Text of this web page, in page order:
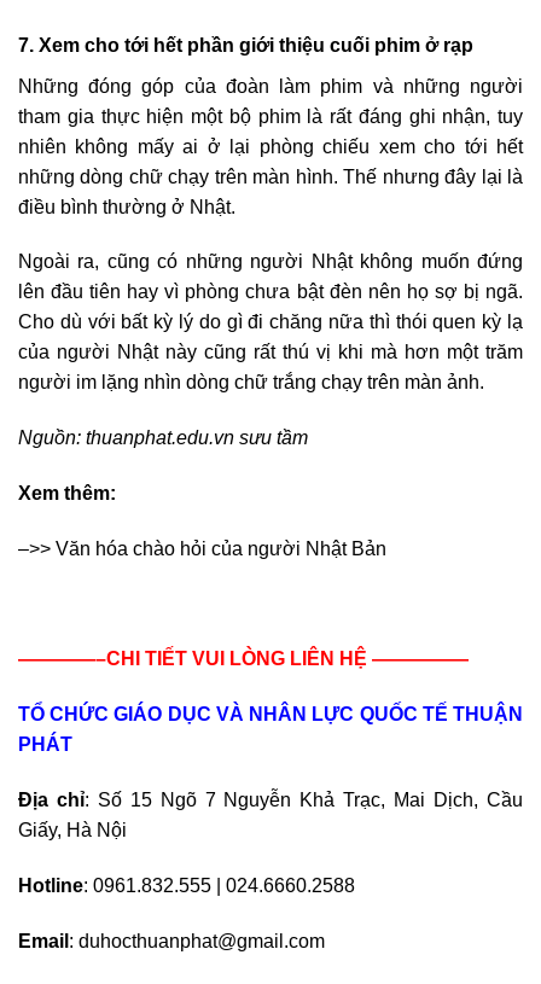
7. Xem cho tới hết phần giới thiệu cuối phim ở rạp
Những đóng góp của đoàn làm phim và những người
tham gia thực hiện một bộ phim là rất đáng ghi nhận, tuy
nhiên không mấy ai ở lại phòng chiếu xem cho tới hết
những dòng chữ chạy trên màn hình. Thế nhưng đây lại là
điều bình thường ở Nhật.
Ngoài ra, cũng có những người Nhật không muốn đứng
lên đầu tiên hay vì phòng chưa bật đèn nên họ sợ bị ngã.
Cho dù với bất kỳ lý do gì đi chăng nữa thì thói quen kỳ lạ
của người Nhật này cũng rất thú vị khi mà hơn một trăm
người im lặng nhìn dòng chữ trắng chạy trên màn ảnh.
Nguồn: thuanphat.edu.vn sưu tầm
Xem thêm:
–>> Văn hóa chào hỏi của người Nhật Bản
————–CHI TIẾT VUI LÒNG LIÊN HỆ —————
TỔ CHỨC GIÁO DỤC VÀ NHÂN LỰC QUỐC TẾ THUẬN
PHÁT
Địa chỉ: Số 15 Ngõ 7 Nguyễn Khả Trạc, Mai Dịch, Cầu
Giấy, Hà Nội
Hotline: 0961.832.555 | 024.6660.2588
Email : duhocthuanphat@gmail.com